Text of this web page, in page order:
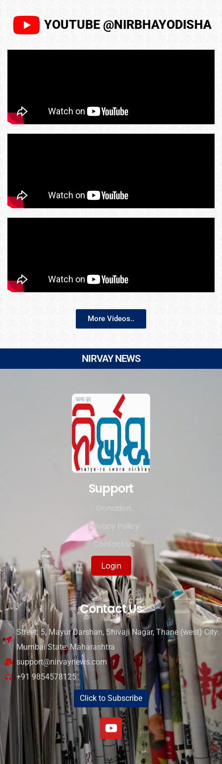
YOUTUBE @NIRBHAYODISHA
More Videos..
NIRVAY NEWS
Support
Privacy Policy
Contact Us
Login
Contact Us
Street: 5, Mayur Darshan, Shivaji Nagar, Thane (west) City:
Mumbai State: Maharashtra
support@nirvaynews.com
+91 9854578125
Click to Subscribe